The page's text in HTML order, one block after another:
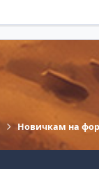
Новичкам на